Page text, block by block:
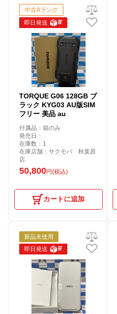
中古Aランク
即日発送
TORQUE G06 128GB ブ
ラック KYG03 AU版SIM
フリー 美品 au
付属品：箱のみ
発売日：
在庫数：1
在庫店舗：サクモバ 秋葉原
店
50,800円(税込)
カートに追加
新品未使用
即日発送